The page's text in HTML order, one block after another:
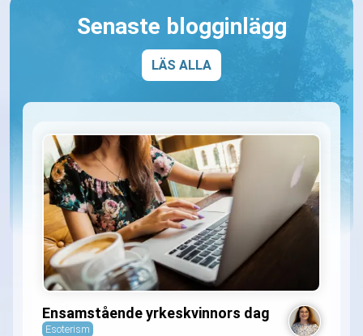
Senaste blogginlägg
LÄS ALLA
Ensamstående yrkeskvinnors dag
Esoterism